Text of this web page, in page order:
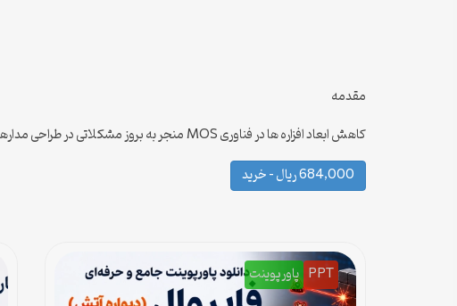
مقدمه
کاهش ابعاد افزاره ها در فناوری MOS منجر به بروز مشکلاتی در طراحی مدارهای مجتمع می شود.استفاده از فناوری SOI موجب میگردد.مدارهای مجتمع عملکرد بهتری نسبت به فناوری سیلسیمی داشته باشند….
684,000 ریال – خرید
PPT پاورپوینت